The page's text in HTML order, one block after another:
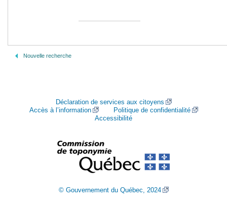
Nouvelle recherche
Déclaration de services aux citoyens
Accès à l’information
Politique de confidentialité
Accessibilité
© Gouvernement du Québec, 2024